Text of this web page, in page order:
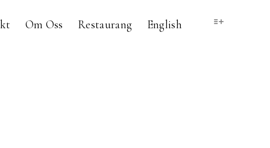
Om Oss Restaurang English